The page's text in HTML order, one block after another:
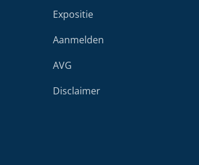
Expositie
Aanmelden
AVG
Disclaimer